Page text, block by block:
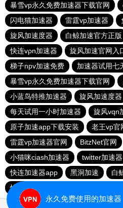
暴雪vp永久免费加速器下载官网
闪电猫加速器
雷霆vp加速器
旋风加速度器
白鲸加速官方正版
快连vρn加速器
旋风加速官网入
梯子npv加速免费
加速器试用七
暴雪vp永久免费加速器下载官网
小蓝鸟特推加速器
旋风加速度器
每天试用一小时加速器
旋风vqn
原子加速app下载安装
老王vp官
雷霆vp加速器官网
BitzNet官网
小猫咪ciash加速器
twitter加速器
快连加速器app
黑洞加速 白
快连下载
永久免费使用的加速器